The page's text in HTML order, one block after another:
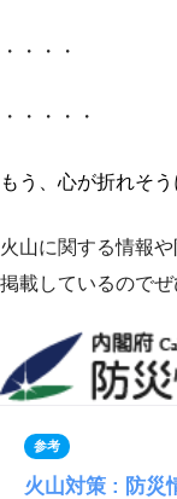
・・・・
・・・・・
もう、心が折れそう
火山に関する情報
掲載しているのでぜ
参考
火山対策 : 防災